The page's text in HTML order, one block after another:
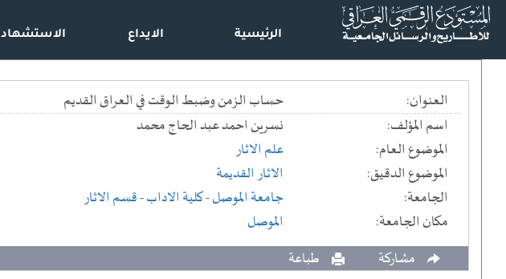
الرئيسية الايداع الاستشهاد
العنوان:
حساب الزمن وضبط الوقت في العراق القديم
اسم المؤلف:
نسرين احمد عبد الحاج محمد
الموضوع العام:
علم الاثار
الموضوع الدقيق:
الاثار القديمة
الجامعة:
جامعة الموصل- كلية الاداب- قسم الاثار
مكان الجامعة:
الموصل
مشاركة
طباعة